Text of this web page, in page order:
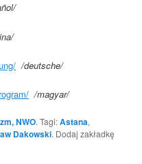
/deutsche/
/magyar/
NWO. Tagi:Astana,
Dakowski. Dodaj zakładkę